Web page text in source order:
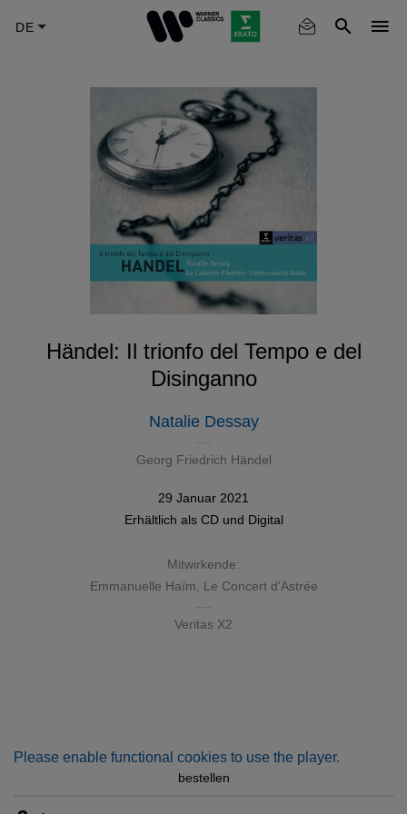
Händel: Il trionfo del Tempo e del
Disinganno
Natalie Dessay
Georg Friedrich Händel
29 Januar 2021
Erhältlich als CDund Digital
Mitwirkende:
Emmanuelle Haïm
Le Concert d'Astrée
Veritas X2
Please enable functional cookies to use the player.
bestellen